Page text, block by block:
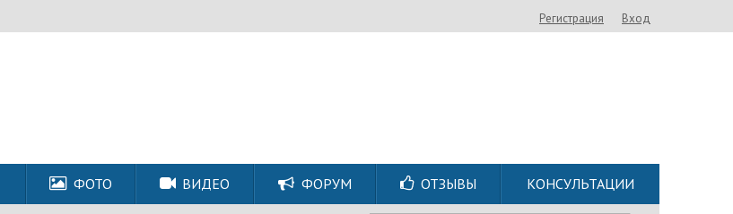
Регистрация Вход
ФОТО ВИДЕО ФОРУМ ОТЗЫВЫ КОНСУЛЬТАЦИИ